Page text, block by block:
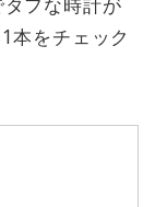
本をチェック